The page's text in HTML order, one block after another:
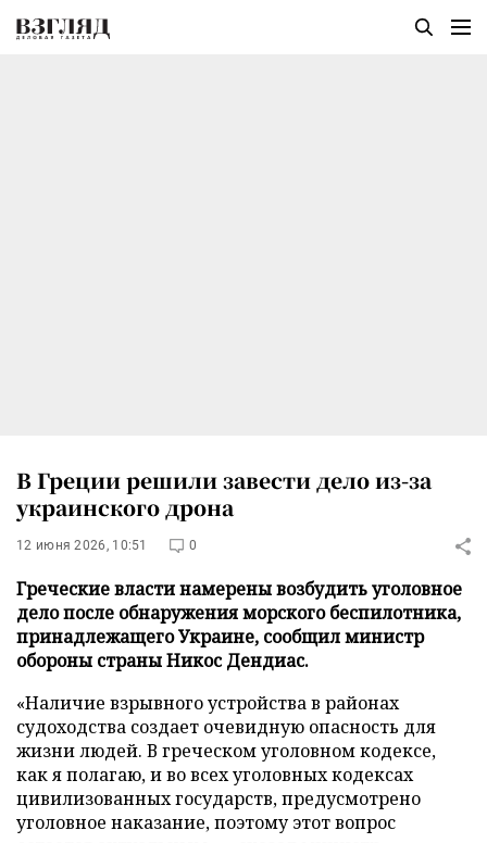
В Греции решили завести дело из-за
украинского дрона
12 июня 2026, 10:51 0
Греческие власти намерены возбудить уголовное
дело после обнаружения морского беспилотника,
принадлежащего Украине, сообщил министр
обороны страны Никос Дендиас.
«Наличие взрывного устройства в районах
судоходства создает очевидную опасность для
жизни людей. В греческом уголовном кодексе,
как я полагаю, и во всех уголовных кодексах
цивилизованных государств, предусмотрено
уголовное наказание, поэтому этот вопрос